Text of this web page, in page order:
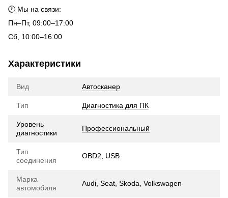
🕐 Мы на связи:
Пн–Пт, 09:00–17:00
Сб, 10:00–16:00
Характеристики
Вид Автосканер
Тип Диагностика для ПК
Уровень
диагностики
Профессиональный
Тип
соединения
OBD2, USB
Марка
автомобиля
Audi, Seat, Skoda, Volkswagen